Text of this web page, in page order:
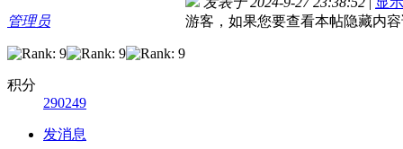
管理员
积分
290249
发消息
游客，如果您要查看本帖隐藏内